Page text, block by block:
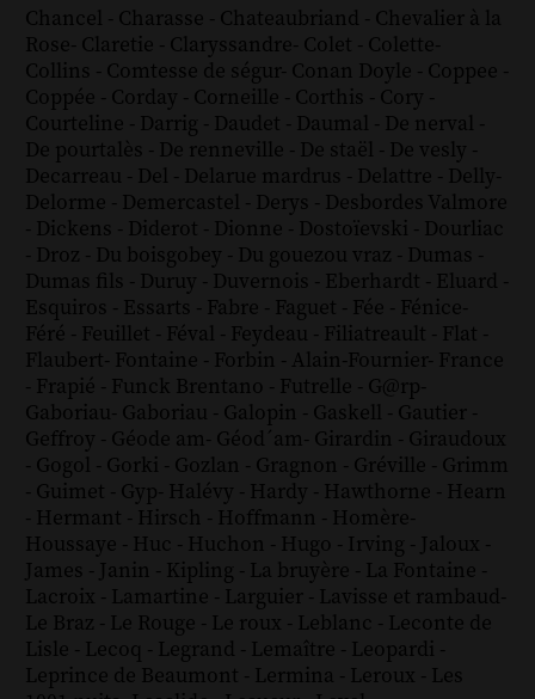
Chancel - Charasse - Chateaubriand - Chevalier à la
Rose- Claretie - Claryssandre- Colet - Colette-
Collins - Comtesse de ségur- Conan Doyle - Coppee -
Coppée - Corday - Corneille - Corthis - Cory -
Courteline - Darrig - Daudet - Daumal - De nerval -
De pourtalès - De renneville - De staël - De vesly -
Decarreau - Del - Delarue mardrus - Delattre - Delly-
Delorme - Demercastel - Derys - Desbordes Valmore
- Dickens - Diderot - Dionne - Dostoïevski - Dourliac
- Droz - Du boisgobey - Du gouezou vraz - Dumas -
Dumas fils - Duruy - Duvernois - Eberhardt - Eluard -
Esquiros - Essarts - Fabre - Faguet - Fée - Fénice-
Féré - Feuillet - Féval - Feydeau - Filiatreault - Flat -
Flaubert- Fontaine - Forbin - Alain-Fournier- France
- Frapié - Funck Brentano - Futrelle - G@rp-
Gaboriau- Gaboriau - Galopin - Gaskell - Gautier -
Geffroy - Géode am- Géod´am- Girardin - Giraudoux
- Gogol - Gorki - Gozlan - Gragnon - Gréville - Grimm
- Guimet - Gyp- Halévy - Hardy - Hawthorne - Hearn
- Hermant - Hirsch - Hoffmann - Homère-
Houssaye - Huc - Huchon - Hugo - Irving - Jaloux -
James - Janin - Kipling - La bruyère - La Fontaine -
Lacroix - Lamartine - Larguier - Lavisse et rambaud-
Le Braz - Le Rouge - Le roux - Leblanc - Leconte de
Lisle - Lecoq - Legrand - Lemaître - Leopardi -
Leprince de Beaumont - Lermina - Leroux - Les